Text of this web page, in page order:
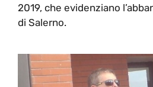
2019, che evidenziano
di Salerno.